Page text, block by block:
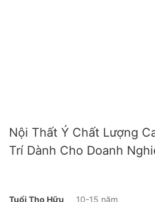
Nội Thất Ý Chất Lượng
Trí Dành Cho Doanh
Tuổi Thọ Hữu
10-15 năm